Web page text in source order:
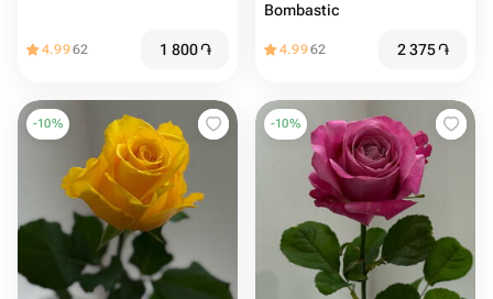
4.9962 1 800֏
Bombastic
4.9962 2 375֏
-10% -10%